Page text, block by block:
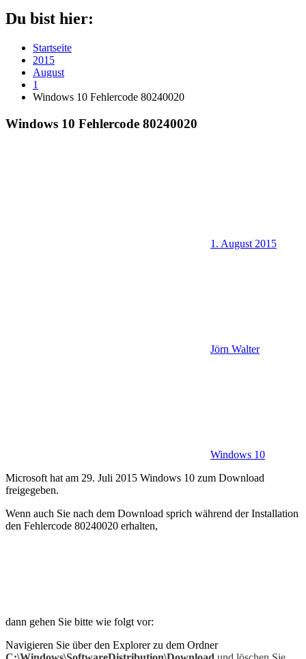
Du bist hier:
Startseite
2015
August
1
Windows 10 Fehlercode 80240020
Windows 10 Fehlercode 80240020
1. August 2015
Jörn Walter
Windows 10
Microsoft hat am 29. Juli 2015 Windows 10 zum Download
freigegeben.
Wenn auch Sie nach dem Download sprich während der Installation
den Fehlercode 80240020 erhalten,
dann gehen Sie bitte wie folgt vor:
Navigieren Sie über den Explorer zu dem Ordner